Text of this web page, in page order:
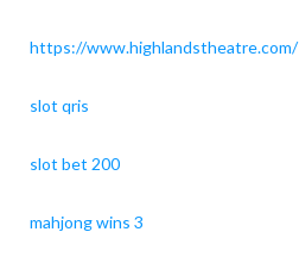
https://www.highlandstheatre.com/
slot qris
slot bet 200
mahjong wins 3